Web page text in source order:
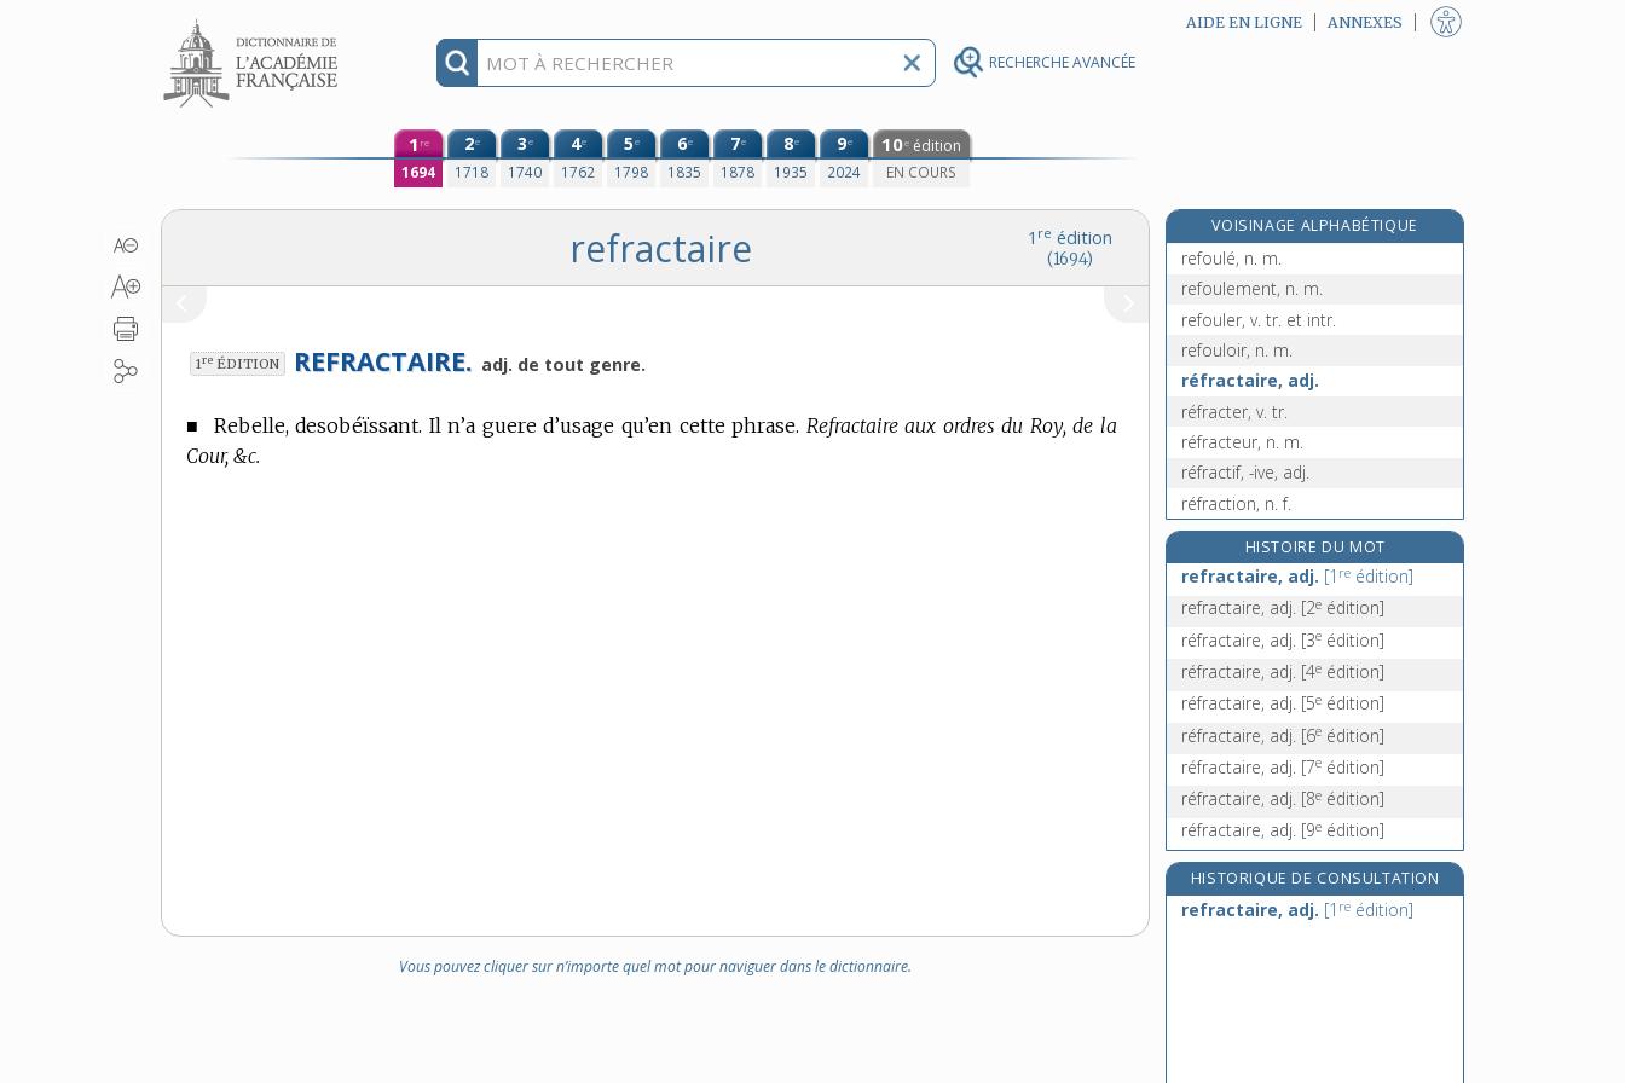
RECHERCHE AVANCÉE
Aller au contenu AIDE EN LIGNE ANNEXES
1 re
1694
2e
1718
3e
1740
4e
1762
5e
1798
6e
1835
7e
1878
8e
1935
9e
2024
10e édition
EN COURS
1 re édition
(1694)
refractaire
1re ÉDITION REFRACTAIRE. adj. de tout genre.
■ Rebelle, desobéïssant. Il n’a guere d’usage qu’en cette phrase. Refractaire aux ordres du Roy, de la
Cour, &c.
Vous pouvez cliquer sur n’importe quel mot pour naviguer dans le dictionnaire.
VOISINAGE ALPHABÉTIQUE
refouiller, v. tr.
refoulé, n. m.
refoulement, n. m.
refouler, v. tr. et intr.
refouloir, n. m.
réfractaire, adj.
réfracter, v. tr.
réfracteur, n. m.
réfractif, -ive, adj.
réfraction, n. f.
réfractomètre, n. m.
réfragable, adj.
refranchir se, v. pron.
réfrangibilité, n. f.
HISTOIRE DU MOT
refractaire, adj. [1 re édition]
refractaire, adj. [2e édition]
réfractaire, adj. [3e édition]
réfractaire, adj. [4e édition]
réfractaire, adj. [5e édition]
réfractaire, adj. [6e édition]
réfractaire, adj. [7e édition]
réfractaire, adj. [8e édition]
réfractaire, adj. [9e édition]
HISTORIQUE DE CONSULTATION
refractaire, adj. [1 re édition]